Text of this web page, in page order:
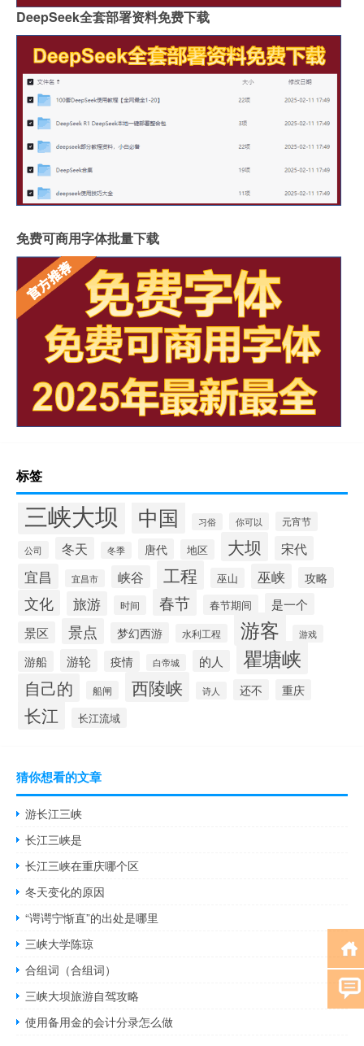
DeepSeek全套部署资料免费下载
免费可商用字体批量下载
标签
三峡大坝 中国 习俗 你可以 元宵节
公司 冬天 冬季 唐代 地区 大坝 宋代
宜昌 宜昌市 峡谷 工程 巫山 巫峡 攻略
文化 旅游 时间 春节 春节期间
是一个
景区
景点 梦幻西游 水利工程 游客 游戏
游船 游轮 疫情 白帝城 的人 瞿塘峡
自己的 船闸 西陵峡 诗人 还不 重庆
长江 长江流域
猜你想看的文章
游长江三峡
长江三峡是
长江三峡在重庆哪个区
冬天变化的原因
“谔谔宁惭直”的出处是哪里
三峡大学陈琼
合组词（合组词）
三峡大坝旅游自驾攻略
使用备用金的会计分录怎么做